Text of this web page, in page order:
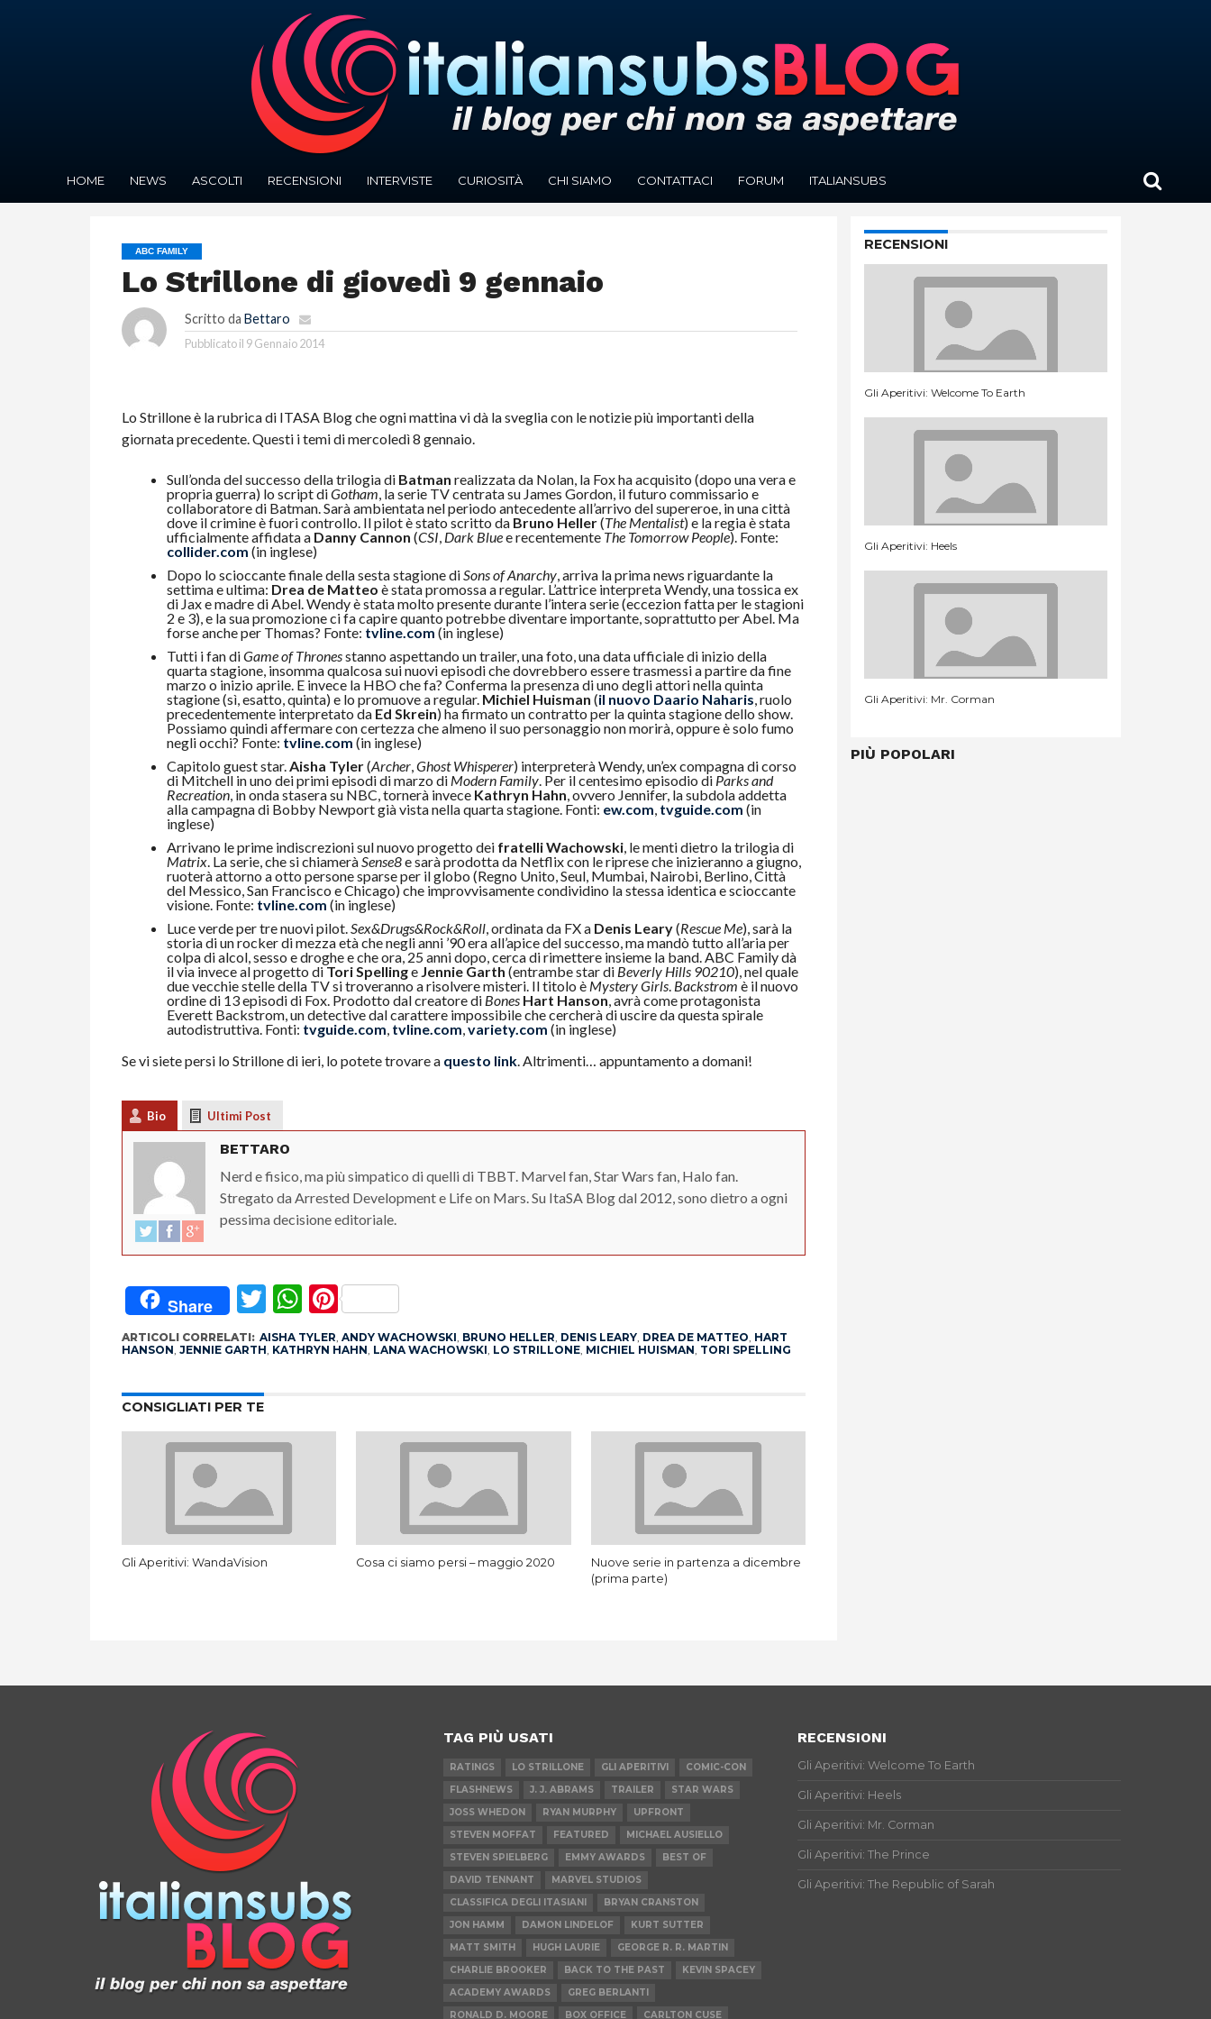
HOME NEWS ASCOLTI RECENSIONI INTERVISTE CURIOSITÀ CHI SIAMO CONTATTACI FORUM ITALIANSUBS
ABC FAMILY
Lo Strillone di giovedì 9 gennaio
Scritto da Bettaro
Pubblicato il 9 Gennaio 2014
Lo Strillone è la rubrica di ITASA Blog che ogni mattina vi dà la sveglia con le notizie più importanti della
giornata precedente. Questi i temi di mercoledì 8 gennaio.
Sull’onda del successo della trilogia di Batman realizzata da Nolan, la Fox ha acquisito (dopo una vera e
propria guerra) lo script diGotham, la serie TV centrata su James Gordon, il futuro commissario e
collaboratore di Batman. Sarà ambientata nel periodo antecedente all’arrivo del supereroe, in una città
dove il crimine è fuori controllo. Il pilot è stato scritto da Bruno Heller(The Mentalist) e la regia è stata
ufficialmente affidata a Danny Cannon (CSI, Dark Bluee recentemente The Tomorrow People). Fonte:
collider.com (in inglese)
Dopo lo scioccante finale della sesta stagione diSons of Anarchy, arriva la prima news riguardante la
settima e ultima: Drea de Matteo è stata promossa a regular. L’attrice interpreta Wendy, una tossica ex
di Jax e madre di Abel. Wendy è stata molto presente durante l’intera serie (eccezion fatta per le stagioni
2 e 3), e la sua promozione ci fa capire quanto potrebbe diventare importante, soprattutto per Abel. Ma
forse anche per Thomas? Fonte: tvline.com (in inglese)
Tutti i fan diGame of Thronesstanno aspettando un trailer, una foto, una data ufficiale di inizio della
quarta stagione, insomma qualcosa sui nuovi episodi che dovrebbero essere trasmessi a partire da fine
marzo o inizio aprile. E invece la HBO che fa? Conferma la presenza di uno degli attori nella quinta
stagione (sì, esatto, quinta) e lo promuove a regular. Michiel Huisman (il nuovo Daario Naharis, ruolo
precedentemente interpretato da Ed Skrein) ha firmato un contratto per la quinta stagione dello show.
Possiamo quindi affermare con certezza che almeno il suo personaggio non morirà, oppure è solo fumo
negli occhi? Fonte: tvline.com (in inglese)
Capitolo guest star.Aisha Tyler(Archer,Ghost Whisperer) interpreterà Wendy, un’ex compagna di corso
di Mitchell in uno dei primi episodi di marzo di Modern Family. Per il centesimo episodio di Parks and
Recreation, in onda stasera su NBC, tornerà invece Kathryn Hahn, ovvero Jennifer, la subdola addetta
alla campagna di Bobby Newport già vista nella quarta stagione. Fonti: ew.com, tvguide.com (in
inglese)
Arrivano le prime indiscrezioni sul nuovo progetto dei fratelli Wachowski, le menti dietro la trilogia di
Matrix. La serie, che si chiameràSense8e sarà prodotta da Netflix con le riprese che inizieranno a giugno,
ruoterà attorno a otto persone sparse per il globo (Regno Unito, Seul, Mumbai, Nairobi, Berlino, Città
del Messico, San Francisco e Chicago) che improvvisamente condividino la stessa identica e scioccante
visione. Fonte: tvline.com (in inglese)
Luce verde per tre nuovi pilot.Sex&Drugs&Rock&Roll, ordinata da FX a Denis Leary(Rescue Me), sarà la
storia di un rocker di mezza età che negli anni ’90 era all’apice del successo, ma mandò tutto all’aria per
colpa di alcol, sesso e droghe e che ora, 25 anni dopo, cerca di rimettere insieme la band. ABC Family dà
il via invece al progetto diTori Spellinge Jennie Garth (entrambe star di Beverly Hills 90210), nel quale
due vecchie stelle della TV si troveranno a risolvere misteri. Il titolo è Mystery Girls. Backstrom è il nuovo
ordine di 13 episodi di Fox. Prodotto dal creatore di Bones Hart Hanson, avrà come protagonista
Everett Backstrom, un detective dal carattere impossibile che cercherà di uscire da questa spirale
autodistruttiva. Fonti: tvguide.com, tvline.com,variety.com (in inglese)
Se vi siete persi lo Strillone di ieri, lo potete trovare a questo link. Altrimenti… appuntamento a domani!
Bio Ultimi Post
BETTARO
Nerd e fisico, ma più simpatico di quelli di TBBT. Marvel fan, Star Wars fan, Halo fan.
Stregato da Arrested Development e Life on Mars. Su ItaSA Blog dal 2012, sono dietro a ogni
pessima decisione editoriale.
Share Twitter
WhatsApp
Pinterest
ARTICOLI CORRELATI: AISHA TYLER, ANDY WACHOWSKI, BRUNO HELLER, DENIS LEARY, DREA DE MATTEO, HART
HANSON, JENNIE GARTH, KATHRYN HAHN, LANA WACHOWSKI, LO STRILLONE, MICHIEL HUISMAN, TORI SPELLING
CONSIGLIATI PER TE
Gli Aperitivi: WandaVision Cosa ci siamo persi – maggio 2020
Nuove serie in partenza a dicembre
(prima parte)
RECENSIONI
Gli Aperitivi: Welcome To Earth
Gli Aperitivi: Heels
Gli Aperitivi: Mr. Corman
PIÙ POPOLARI
TAG PIÙ USATI
RATINGS LO STRILLONE GLI APERITIVI
COMIC-CON
FLASHNEWS
J. J. ABRAMS TRAILER
STAR WARS
JOSS WHEDON
RYAN MURPHY
UPFRONT
STEVEN MOFFAT
FEATURED
MICHAEL AUSIELLO
STEVEN SPIELBERG
EMMY AWARDS
BEST OF
DAVID TENNANT
MARVEL STUDIOS
CLASSIFICA DEGLI ITASIANI
BRYAN CRANSTON
JON HAMM
DAMON LINDELOF
KURT SUTTER
MATT SMITH
HUGH LAURIE
GEORGE R. R. MARTIN
CHARLIE BROOKER
BACK TO THE PAST
KEVIN SPACEY
ACADEMY AWARDS
GREG BERLANTI
RONALD D. MOORE
BOX OFFICE CARLTON CUSE
RECENSIONI
Gli Aperitivi: Welcome To Earth
Gli Aperitivi: Heels
Gli Aperitivi: Mr. Corman
Gli Aperitivi: The Prince
Gli Aperitivi: The Republic of Sarah